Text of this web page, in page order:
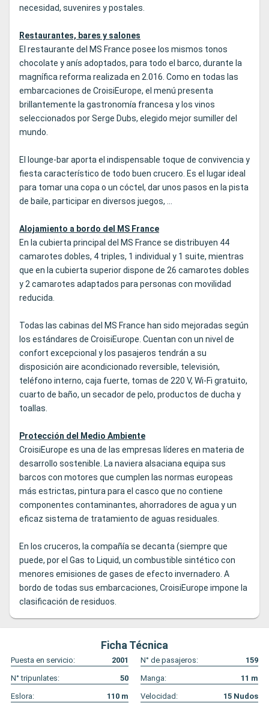
necesidad, suvenires y postales.
Restaurantes, bares y salones
El restaurante del MS France posee los mismos tonos
chocolate y anís adoptados, para todo el barco, durante la
magnífica reforma realizada en 2.016. Como en todas las
embarcaciones de CroisiEurope, el menú presenta
brillantemente la gastronomía francesa y los vinos
seleccionados por Serge Dubs, elegido mejor sumiller del
mundo.
El lounge-bar aporta el indispensable toque de convivencia y
fiesta característico de todo buen crucero. Es el lugar ideal
para tomar una copa o un cóctel, dar unos pasos en la pista
de baile, participar en diversos juegos, ...
Alojamiento a bordo del MS France
En la cubierta principal del MS France se distribuyen 44
camarotes dobles, 4 triples, 1 individual y 1 suite, mientras
que en la cubierta superior dispone de 26 camarotes dobles
y 2 camarotes adaptados para personas con movilidad
reducida.
Todas las cabinas del MS France han sido mejoradas según
los estándares de CroisiEurope. Cuentan con un nivel de
confort excepcional y los pasajeros tendrán a su
disposición aire acondicionado reversible, televisión,
teléfono interno, caja fuerte, tomas de 220 V, Wi-Fi gratuito,
cuarto de baño, un secador de pelo, productos de ducha y
toallas.
Protección del Medio Ambiente
CroisiEurope es una de las empresas líderes en materia de
desarrollo sostenible. La naviera alsaciana equipa sus
barcos con motores que cumplen las normas europeas
más estrictas, pintura para el casco que no contiene
componentes contaminantes, ahorradores de agua y un
eficaz sistema de tratamiento de aguas residuales.
En los cruceros, la compañía se decanta (siempre que
puede, por el Gas to Liquid, un combustible sintético con
menores emisiones de gases de efecto invernadero. A
bordo de todas sus embarcaciones, CroisiEurope impone la
clasificación de residuos.
Ficha Técnica
Puesta en servicio: 2001 N° de pasajeros:
159
N° tripunlates:
50 Manga: 11 m
Eslora:
110 m Velocidad: 15 Nudos